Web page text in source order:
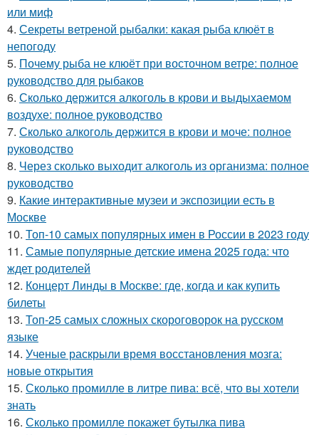
или миф
4. Секреты ветреной рыбалки: какая рыба клюёт в
непогоду
5. Почему рыба не клюёт при восточном ветре: полное
руководство для рыбаков
6. Сколько держится алкоголь в крови и выдыхаемом
воздухе: полное руководство
7. Сколько алкоголь держится в крови и моче: полное
руководство
8. Через сколько выходит алкоголь из организма: полное
руководство
9. Какие интерактивные музеи и экспозиции есть в
Москве
10. Топ-10 самых популярных имен в России в 2023 году
11. Самые популярные детские имена 2025 года: что
ждет родителей
12. Концерт Линды в Москве: где, когда и как купить
билеты
13. Топ-25 самых сложных скороговорок на русском
языке
14. Ученые раскрыли время восстановления мозга:
новые открытия
15. Сколько промилле в литре пива: всё, что вы хотели
знать
16. Сколько промилле покажет бутылка пива